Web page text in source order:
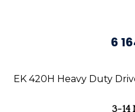
6
EK 420H Heavy Duty
3-14